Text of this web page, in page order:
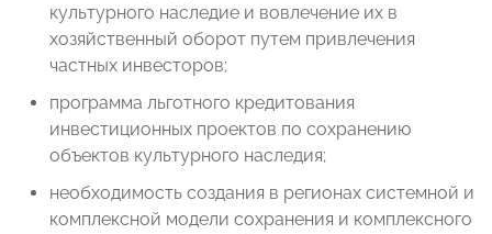
культурного наследие и вовлечение их в
хозяйственный оборот путем привлечения
частных инвесторов;
программа льготного кредитования
инвестиционных проектов по сохранению
объектов культурного наследия;
необходимость создания в регионах системной и
комплексной модели сохранения и комплексного